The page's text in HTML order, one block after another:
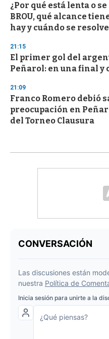
¿Por qué está lenta o
BROU, qué alcance
hay y cuándo se
21:15
El primer gol del
Peñarol: en una final y
21:09
Franco Romero debió
preocupación en
del Torneo Clausura